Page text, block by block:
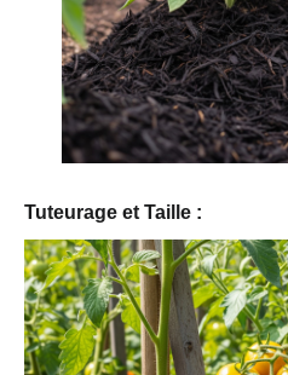
Tuteurage et Taille :